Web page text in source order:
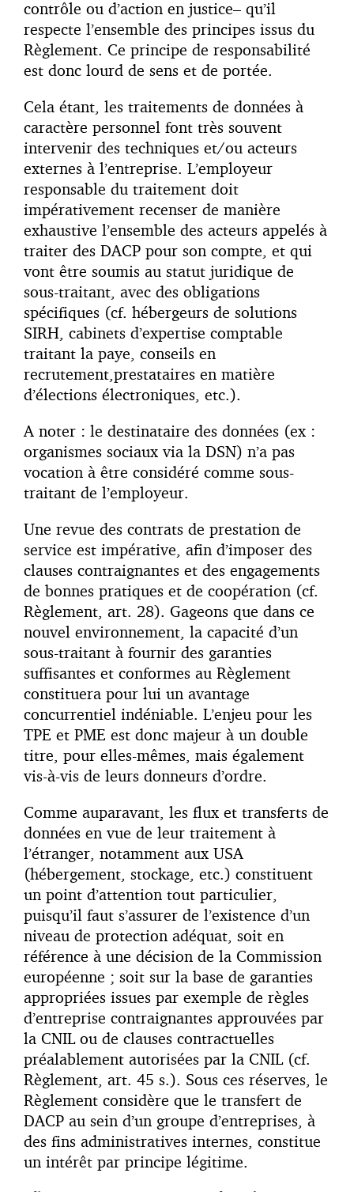
contrôle ou d’action en justice– qu’il
respecte l’ensemble des principes issus du
Règlement. Ce principe de responsabilité
est donc lourd de sens et de portée.
Cela étant, les traitements de données à
caractère personnel font très souvent
intervenir des techniques et/ou acteurs
externes à l’entreprise. L’employeur
responsable du traitement doit
impérativement recenser de manière
exhaustive l’ensemble des acteurs appelés à
traiter des DACP pour son compte, et qui
vont être soumis au statut juridique de
sous-traitant, avec des obligations
spécifiques (cf. hébergeurs de solutions
SIRH, cabinets d’expertise comptable
traitant la paye, conseils en
recrutement,prestataires en matière
d’élections électroniques, etc.).
A noter : le destinataire des données (ex :
organismes sociaux via la DSN) n’a pas
vocation à être considéré comme sous-
traitant de l’employeur.
Une revue des contrats de prestation de
service est impérative, afin d’imposer des
clauses contraignantes et des engagements
de bonnes pratiques et de coopération (cf.
Règlement, art. 28). Gageons que dans ce
nouvel environnement, la capacité d’un
sous-traitant à fournir des garanties
suffisantes et conformes au Règlement
constituera pour lui un avantage
concurrentiel indéniable. L’enjeu pour les
TPE et PME est donc majeur à un double
titre, pour elles-mêmes, mais également
vis-à-vis de leurs donneurs d’ordre.
Comme auparavant, les flux et transferts de
données en vue de leur traitement à
l’étranger, notamment aux USA
(hébergement, stockage, etc.) constituent
un point d’attention tout particulier,
puisqu’il faut s’assurer de l’existence d’un
niveau de protection adéquat, soit en
référence à une décision de la Commission
européenne ; soit sur la base de garanties
appropriées issues par exemple de règles
d’entreprise contraignantes approuvées par
la CNIL ou de clauses contractuelles
préalablement autorisées par la CNIL (cf.
Règlement, art. 45 s.). Sous ces réserves, le
Règlement considère que le transfert de
DACP au sein d’un groupe d’entreprises, à
des fins administratives internes, constitue
un intérêt par principe légitime.